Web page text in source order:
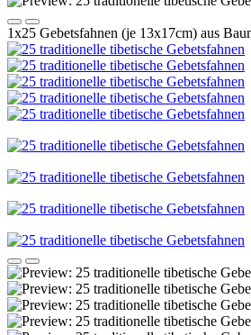
1x25 Gebetsfahnen (je 13x17cm) aus